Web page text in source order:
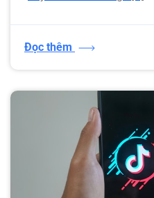
Đọc thêm